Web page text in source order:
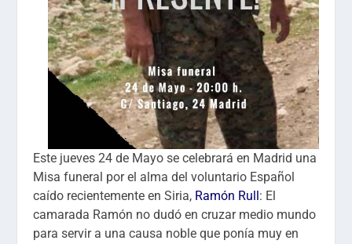
Este jueves 24 de Mayo se celebrará en Madrid una
Misa funeral por el alma del voluntario Español
caído recientemente en Siria, Ramón Rull: El
camarada Ramón no dudó en cruzar medio mundo
para servir a una causa noble que ponía muy en